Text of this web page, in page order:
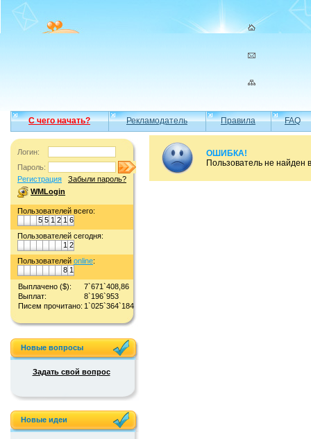
С чего начать? Рекламодатель Правила FAQ
Логин:
Пароль:
Регистрация
Забыли пароль?
WMLogin
Пользователей всего:
5 5 1 2 1 6
Пользователей сегодня:
1 2
Пользователей online:
8 1
Выплачено ($):
7`671`408,86
Выплат:
8`196`953
Писем прочитано: 1`025`364`184
Новые вопросы
Задать свой вопрос
Новые идеи
ОШИБКА!
Пользователь не найден